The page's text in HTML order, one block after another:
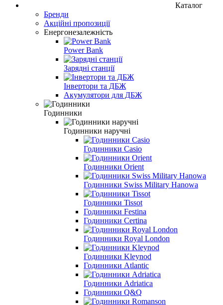
Каталог
Бренди
Акційні пропозиції
Енергонезалежність
Power Bank
Зарядні станції
Інвертори та ДБЖ
Акумулятори для ДБЖ
Годинники
Годинники наручні
Годинники Casio
Годинники Orient
Годинники Swiss Military Hanowa
Годинники Tissot
Годинники Festina
Годинники Certina
Годинники Royal London
Годинники Kleynod
Годинники Atlantic
Годинники Adriatica
Годинники Q&Q